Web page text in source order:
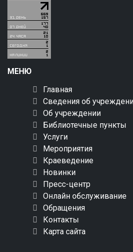
МЕНЮ
Главная
Сведения об
Об учреждении
Библиотечные пункты
Услуги
Мероприятия
Краеведение
Новинки
Пресс-центр
Онлайн обслуживание
Обращения
Контакты
Карта сайта